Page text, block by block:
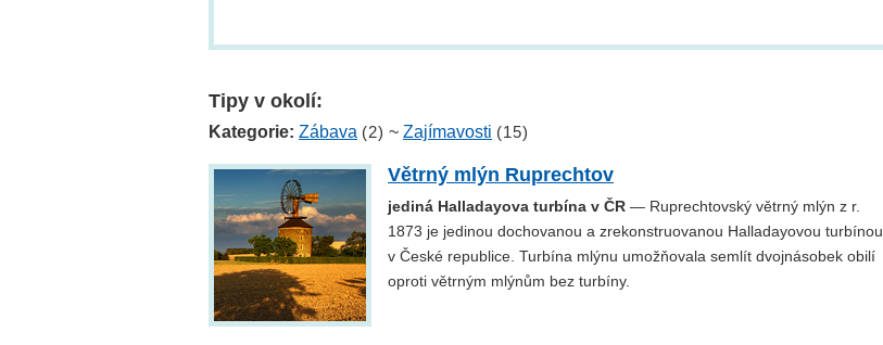
Tipy v okolí:
Kategorie: Zábava (2) ~ Zajímavosti (15)
Větrný mlýn Ruprechtov
jediná Halladayova turbína v ČR — Ruprechtovský větrný mlýn z r.
1873 je jedinou dochovanou a zrekonstruovanou Halladayovou turbínou
v České republice. Turbína mlýnu umožňovala semlít dvojnásobek obilí
oproti větrným mlýnům bez turbíny.